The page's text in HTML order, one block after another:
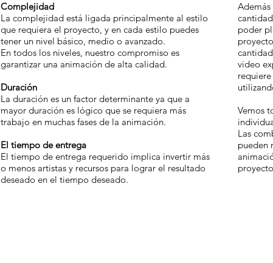
Complejidad
La complejidad está ligada principalmente al estilo
que requiera el proyecto, y en cada estilo puedes
tener un nivel básico, medio o avanzado.
En todos los niveles, nuestro compromiso es
garantizar una animación de alta calidad.
Duración
La duración es un factor determinante ya que a
mayor duración es lógico que se requiera más
trabajo en muchas fases de la animación.
El tiempo de entrega
El tiempo de entrega requerido implica invertir más
o menos artistas y recursos para lograr el resultado
deseado en el tiempo deseado.
poder
video
Vemos
Las
pueden